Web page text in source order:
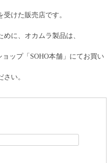
けた販売店です。
に、オカムラ製品は、
ップ「SOHO本舗」にてお買い
さい。